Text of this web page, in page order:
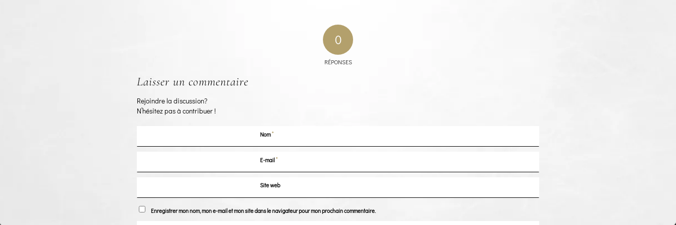
0
RÉPONSES
Laisser un commentaire
Rejoindre la discussion?
N’hésitez pas à contribuer !
Nom*
E-mail*
Site web
Enregistrer mon nom, mon e-mail et mon site dans le navigateur pour mon prochain commentaire.